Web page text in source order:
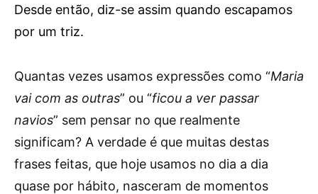
Desde então, diz-se assim quando escapamos
por um triz.
Quantas vezes usamos expressões como “Maria
vai com as outras” ou “ficou a ver passar
navios” sem pensar no que realmente
significam? A verdade é que muitas destas
frases feitas, que hoje usamos no dia a dia
quase por hábito, nasceram de momentos